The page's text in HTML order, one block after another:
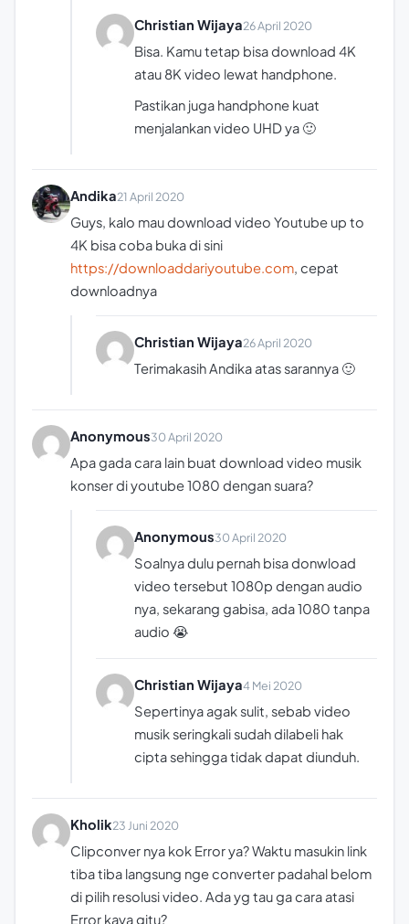
Christian Wijaya26 April 2020
Bisa. Kamu tetap bisa download 4K
atau 8K video lewat handphone.
Pastikan juga handphone kuat
menjalankan video UHD ya 🙂
Andika21 April 2020
Guys, kalo mau download video Youtube up to
4K bisa coba buka di sini
https://downloaddariyoutube.com, cepat
downloadnya
Christian Wijaya26 April 2020
Terimakasih Andika atas sarannya 🙂
Anonymous30 April 2020
Apa gada cara lain buat download video musik
konser di youtube 1080 dengan suara?
Anonymous30 April 2020
Soalnya dulu pernah bisa donwload
video tersebut 1080p dengan audio
nya, sekarang gabisa, ada 1080 tanpa
audio 😭
Christian Wijaya4 Mei 2020
Sepertinya agak sulit, sebab video
musik seringkali sudah dilabeli hak
cipta sehingga tidak dapat diunduh.
Kholik23 Juni 2020
Clipconver nya kok Error ya? Waktu masukin link
tiba tiba langsung nge converter padahal belom
di pilih resolusi video. Ada yg tau ga cara atasi
Error kaya gitu?